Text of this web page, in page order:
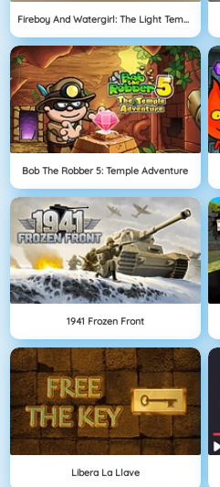
Fireboy And Watergirl: The Light Temple
Bob The Robber 5: Temple Adventure
1941 Frozen Front
Libera La Llave